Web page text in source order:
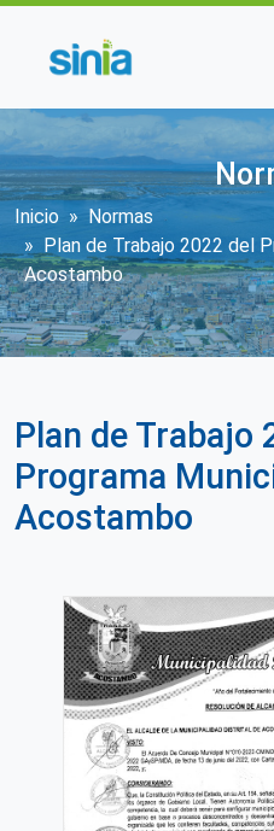
Sobrescribir
Inicio
Normas
Plan de Trabajo 2022 del
Acostambo
Plan de Trabajo
Programa
Acostambo